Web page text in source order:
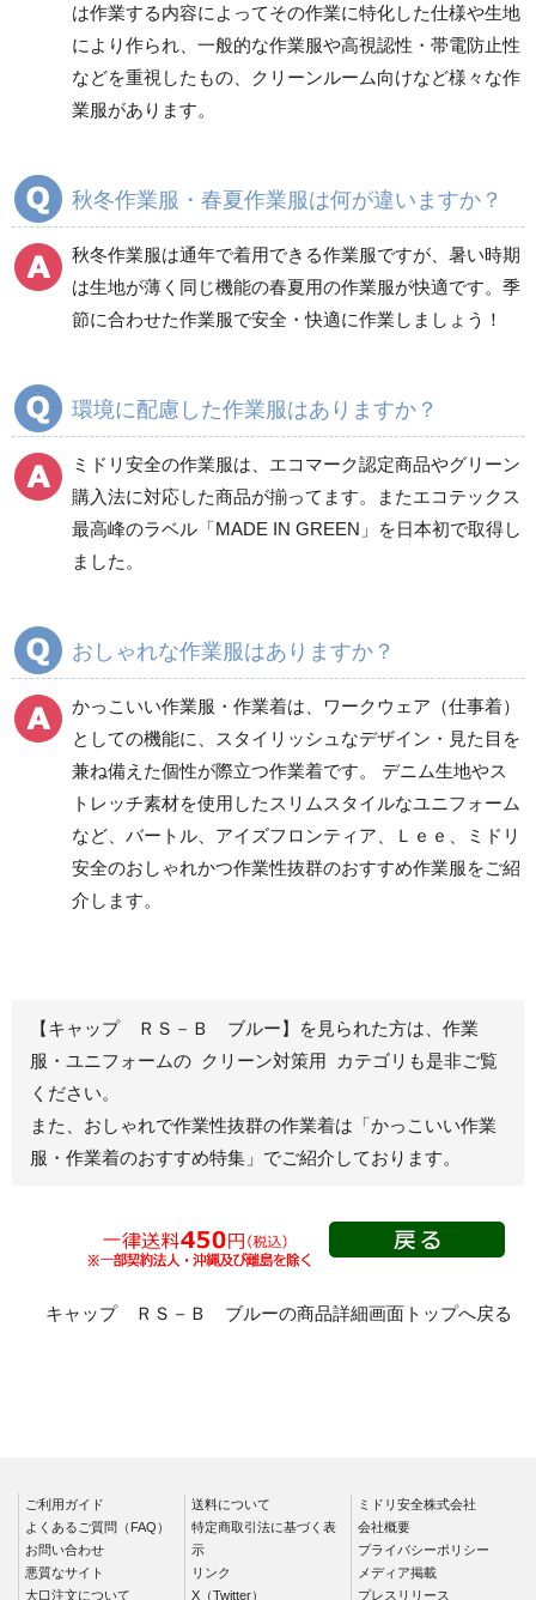
健康管理器具 季節商品 ウイルス対策用品
商品カテゴリ一覧
秋冬長袖
食品産業用長袖
食品産業用半袖
秋冬長袖
ワークパンツ
春夏ワークパンツ作業
ズボン
秋冬ワークパンツ作業
ズボン
ツ
クリーンウェアワーク
パンツ
カーゴパンツ
春夏カーゴパンツ作業
ズボン
ズボン
レディース作業着
ブルゾン
ジャンパー
春夏半袖
スモック
秋冬長袖
クリーンウェ
ワークパンツ
シャツ
は作業する内容によってその作業に特化した仕様や生地
により作られ、一般的な作業服や高視認性・帯電防止性
などを重視したもの、クリーンルーム向けなど様々な作
業服があります。
秋冬作業服・春夏作業服は何が違いますか？
秋冬作業服は通年で着用できる作業服ですが、暑い時期
は生地が薄く同じ機能の春夏用の作業服が快適です。季
節に合わせた作業服で安全・快適に作業しましょう！
環境に配慮した作業服はありますか？
ミドリ安全の作業服は、エコマーク認定商品やグリーン
購入法に対応した商品が揃ってます。またエコテックス
最高峰のラベル「MADE IN GREEN」を日本初で取得し
ました。
おしゃれな作業服はありますか？
かっこいい作業服・作業着は、ワークウェア（仕事着）
としての機能に、スタイリッシュなデザイン・見た目を
兼ね備えた個性が際立つ作業着です。 デニム生地やス
トレッチ素材を使用したスリムスタイルなユニフォーム
など、バートル、アイズフロンティア、Ｌｅｅ、ミドリ
安全のおしゃれかつ作業性抜群のおすすめ作業服をご紹
介します。
【キャップ ＲＳ－Ｂ ブルー】を見られた方は、作業
服・ユニフォームの クリーン対策用 カテゴリも是非ご覧
ください。
また、おしゃれで作業性抜群の作業着は 「かっこいい作業
服・作業着のおすすめ特集」 でご紹介しております。
キャップ ＲＳ－Ｂ ブルーの商品詳細画面トップへ戻る
ご利用ガイド
よくあるご質問（FAQ）
お問い合わせ
悪質なサイト
大口注文について
送料について
特定商取引法に基づく表
示
リンク
X（Twitter）
ミドリ安全株式会社
会社概要
プライバシーポリシー
メディア掲載
プレスリリース